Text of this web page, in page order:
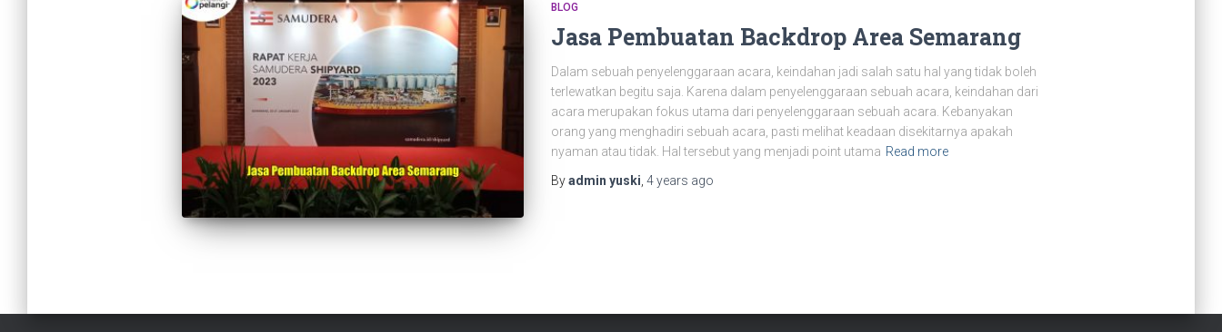
BLOG
Jasa Pembuatan Backdrop Area Semarang
Dalam sebuah penyelenggaraan acara, keindahan jadi salah satu hal yang tidak boleh
terlewatkan begitu saja. Karena dalam penyelenggaraan sebuah acara, keindahan dari
acara merupakan fokus utama dari penyelenggaraan sebuah acara. Kebanyakan
orang yang menghadiri sebuah acara, pasti melihat keadaan disekitarnya apakah
nyaman atau tidak. Hal tersebut yang menjadi point utama Read more
Byadmin yuski 4 years ago